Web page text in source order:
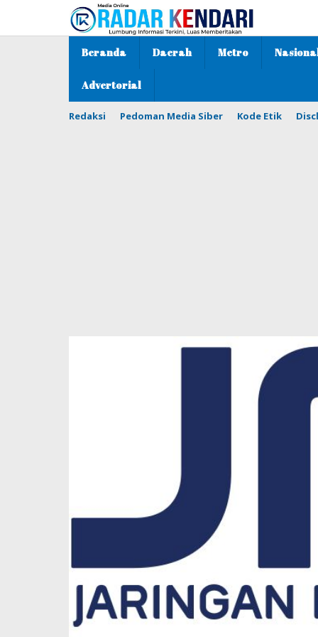
konten
Beranda Daerah Metro
Advertorial
Redaksi Pedoman Media Siber Kode Etik